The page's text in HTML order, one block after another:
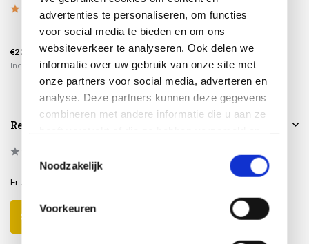
advertenties te personaliseren, om functies
voor social media te bieden en om ons
websiteverkeer te analyseren. Ook delen we
informatie over uw gebruik van onze site met
onze partners voor social media, adverteren en
analyse. Deze partners kunnen deze gegevens
combineren met andere informatie die u aan ze
Noodzakelijk
Voorkeuren
€225,00
Incl. btw
cm...
€959,00
Incl. btw
€649,00
Incl. btw
Reviews
Er zijn nog geen reviews geschreven over dit product..
Schrijf je eigen review